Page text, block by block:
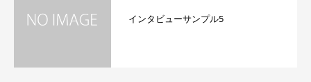
インタビューサンプル5